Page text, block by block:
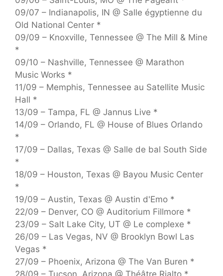
09/07 – Indianapolis, IN @ Salle égyptienne du
Old National Center *
09/09 – Knoxville, Tennessee @ The Mill & Mine
*
09/10 – Nashville, Tennessee @ Marathon
Music Works *
11/09 – Memphis, Tennessee au Satellite Music
Hall *
13/09 – Tampa, FL @ Jannus Live *
14/09 – Orlando, FL @ House of Blues Orlando
*
17/09 – Dallas, Texas @ Salle de bal South Side
*
18/09 – Houston, Texas @ Bayou Music Center
*
19/09 – Austin, Texas @ Austin d'Emo *
22/09 – Denver, CO @ Auditorium Fillmore *
23/09 – Salt Lake City, UT @ Le complexe *
26/09 – Las Vegas, NV @ Brooklyn Bowl Las
Vegas *
27/09 – Phoenix, Arizona @ The Van Buren *
28/09 – Tucson, Arizona @ Théâtre Rialto *